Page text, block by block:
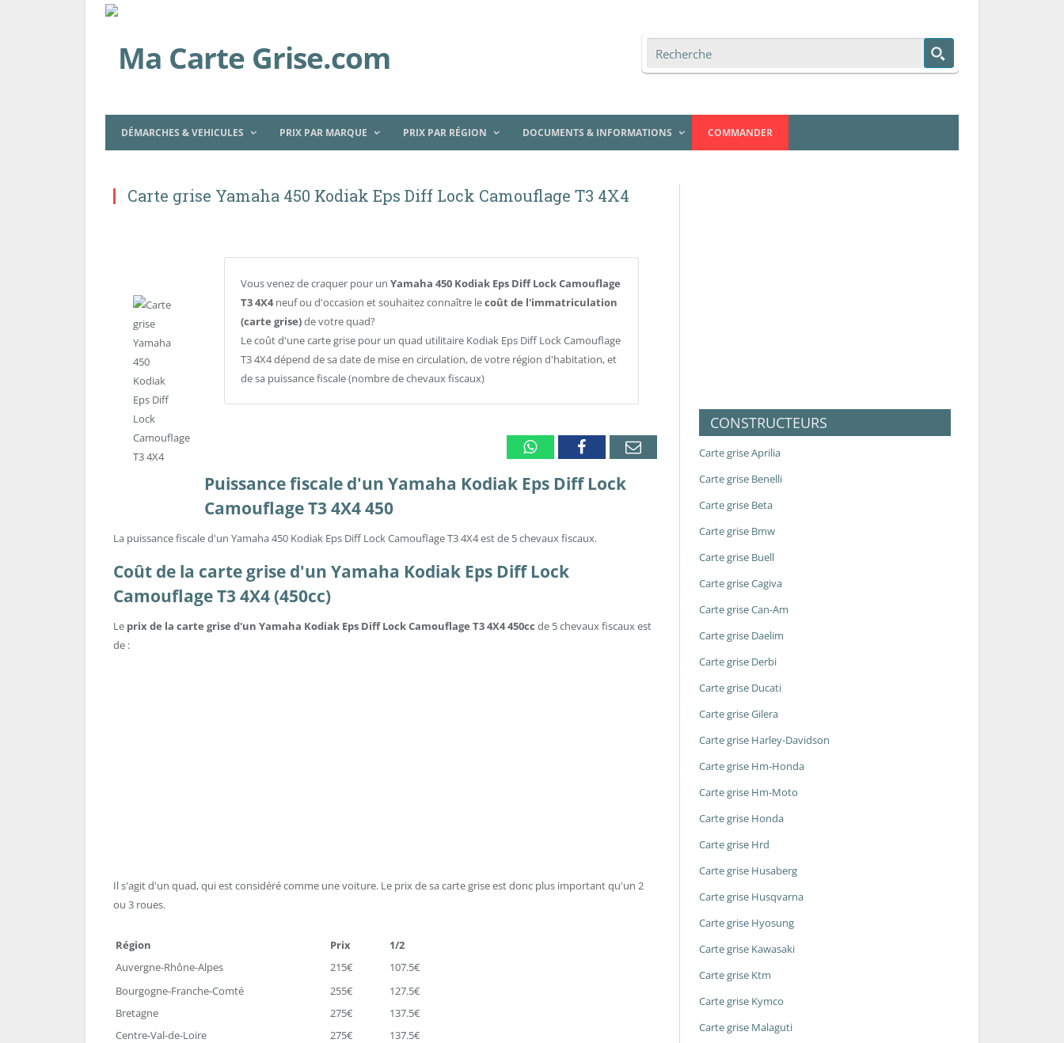
DÉMARCHES & VEHICULES PRIX PAR MARQUE PRIX PAR RÉGION DOCUMENTS & INFORMATIONS COMMANDER
Carte grise Yamaha 450 Kodiak Eps Diff Lock Camouflage T3 4X4
Vous venez de craquer pour un Yamaha 450 Kodiak Eps Diff Lock Camouflage
T3 4X4neuf ou d'occasion et souhaitez connaître lecoût de l'immatriculation
(carte grise)de votre quad?
Le coût d'une carte grise pour un quad utilitaire Kodiak Eps Diff Lock Camouflage
T3 4X4 dépend de sa date de mise en circulation, de votre région d'habitation, et
de sa puissance fiscale (nombre de chevaux fiscaux)
WhatsappFacebookEmail
Puissance fiscale d'un Yamaha Kodiak Eps Diff Lock
Camouflage T3 4X4 450
La puissance fiscale d'un Yamaha 450 Kodiak Eps Diff Lock Camouflage T3 4X4 est de 5 chevaux fiscaux.
Coût de la carte grise d'un Yamaha Kodiak Eps Diff Lock
Camouflage T3 4X4 (450cc)
Le prix de la carte grise d'un Yamaha Kodiak Eps Diff Lock Camouflage T3 4X4 450cc de 5 chevaux fiscaux est
de :
Il s'agit d'un quad, qui est considéré comme une voiture. Le prix de sa carte grise est donc plus important qu'un 2
ou 3 roues.
Région Prix
1/2
Auvergne-Rhône-Alpes
215€
107.5€
Bourgogne-Franche-Comté
255€
127.5€
Bretagne
275€
137.5€
Centre-Val-de-Loire
275€
137.5€
CONSTRUCTEURS
Carte grise Aprilia
Carte grise Benelli
Carte grise Beta
Carte grise Bmw
Carte grise Buell
Carte grise Cagiva
Carte grise Can-Am
Carte grise Daelim
Carte grise Derbi
Carte grise Ducati
Carte grise Gilera
Carte grise Harley-Davidson
Carte grise Hm-Honda
Carte grise Hm-Moto
Carte grise Honda
Carte grise Hrd
Carte grise Husaberg
Carte grise Husqvarna
Carte grise Hyosung
Carte grise Kawasaki
Carte grise Ktm
Carte grise Kymco
Carte grise Malaguti